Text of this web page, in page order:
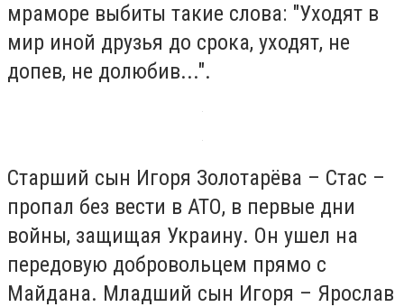
мраморе выбиты такие слова: "Уходят в
мир иной друзья до срока, уходят, не
допев, не долюбив...".
Старший сын Игоря Золотарёва – Стас –
пропал без вести в АТО, в первые дни
войны, защищая Украину. Он ушел на
передовую добровольцем прямо с
Майдана. Младший сын Игоря – Ярослав